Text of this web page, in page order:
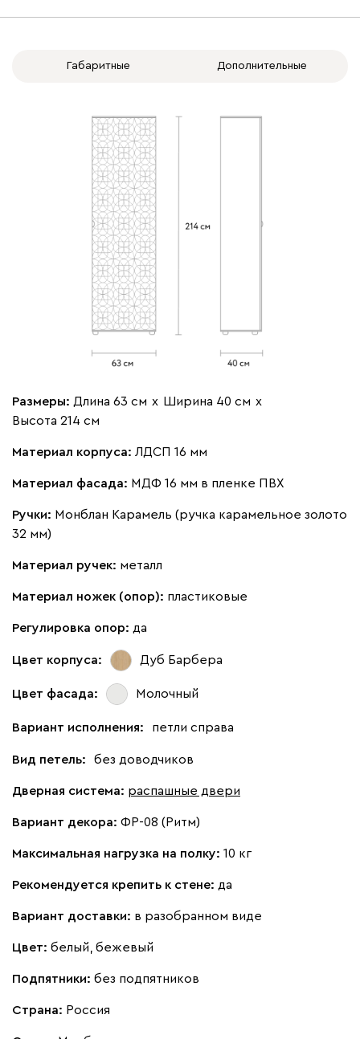
Габаритные Дополнительные
Размеры: Длина 63 см х Ширина 40 см х
Высота 214 см
Материал корпуса: ЛДСП 16 мм
Материал фасада: МДФ 16 мм в пленке ПВХ
Ручки: Монблан Карамель (ручка карамельное золото
32 мм)
Материал ручек: металл
Материал ножек (опор): пластиковые
Регулировка опор: да
Цвет корпуса: Дуб Барбера
Цвет фасада: Молочный
Вариант исполнения: петли справа
Вид петель: без доводчиков
Дверная система: распашные двери
Вариант декора: ФР-08 (Ритм)
Максимальная нагрузка на полку: 10 кг
Рекомендуется крепить к стене: да
Вариант доставки: в разобранном виде
Цвет: белый, бежевый
Подпятники: без подпятников
Страна: Россия